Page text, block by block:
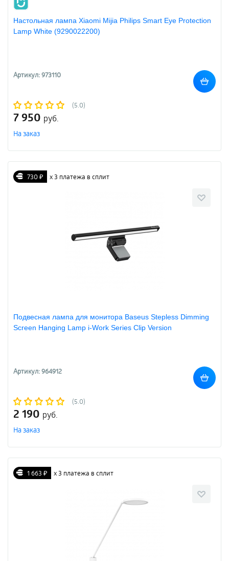
Настольная лампа Xiaomi Mijia Philips Smart Eye Protection
Lamp White (9290022200)
Артикул: 973110
(5.0)
7 950 руб.
На заказ
730 ₽ х 3 платежа в сплит
Подвесная лампа для монитора Baseus Stepless Dimming
Screen Hanging Lamp i-Work Series Clip Version
Артикул: 964912
(5.0)
2 190 руб.
На заказ
1 663 ₽ х 3 платежа в сплит